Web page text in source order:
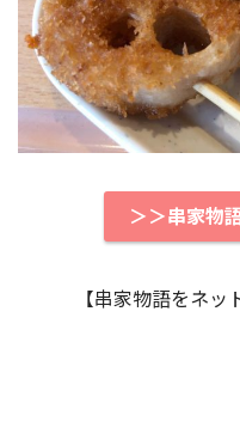
＞＞串家物
【串家物語をネ